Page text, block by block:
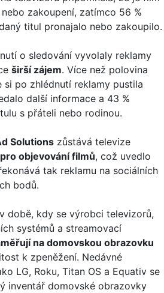
zakoupení, zatímco 56 %
titul pronajalo nebo zakoupilo.
o sledování vyvolaly reklamy
širší zájem. Více než polovina
si po zhlédnutí reklamy pustila
další informace a 43 %
s přáteli nebo rodinou.
Solutions zůstává televize
objevování filmů, což uvedlo
tak reklamu na sociálních
bodů.
době, kdy se výrobci televizorů,
systémů a streamovací
na domovskou obrazovku
k zpeněžení. Nedávné
LG, Roku, Titan OS a Equativ se
inventář domovské obrazovky